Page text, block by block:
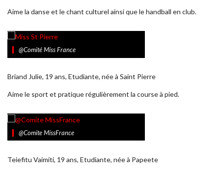
Aime la danse et le chant culturel ainsi que le handball en club.
@Comité Miss France
Briand Julie, 19 ans, Etudiante, née à Saint Pierre
Aime le sport et pratique régulièrement la course à pied.
@Comite MissFrance
Teiefitu Vaimiti, 19 ans, Etudiante, née à Papeete